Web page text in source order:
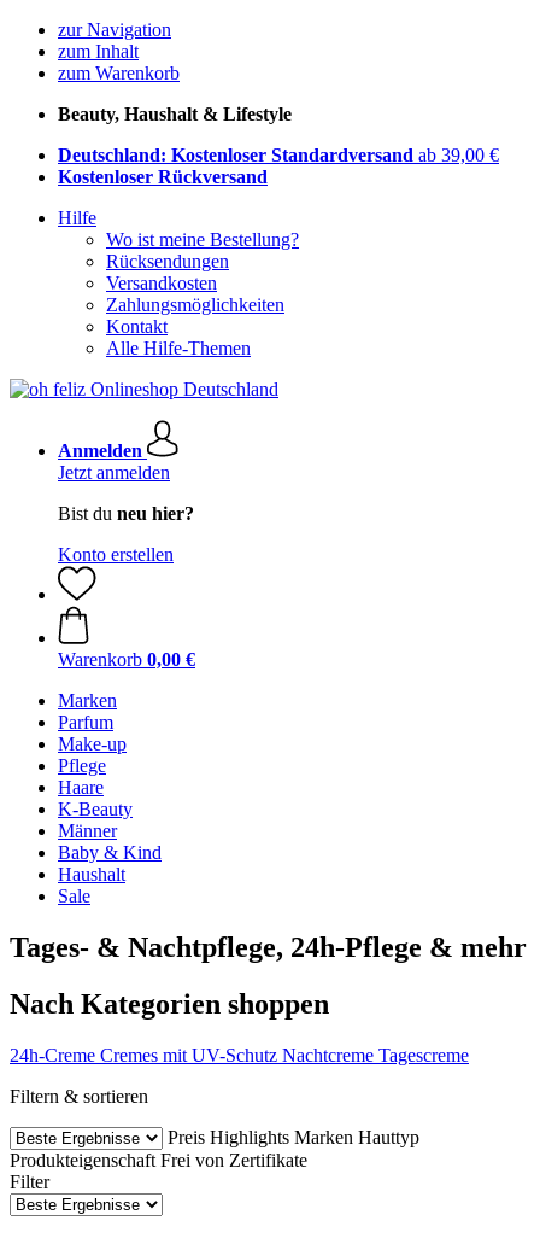
zur Navigation
zum Inhalt
zum Warenkorb
Beauty, Haushalt & Lifestyle
Deutschland: Kostenloser Standardversand ab 39,00 €
Kostenloser Rückversand
Hilfe
Wo ist meine Bestellung?
Rücksendungen
Versandkosten
Zahlungsmöglichkeiten
Kontakt
Alle Hilfe-Themen
Anmelden
Jetzt anmelden
Bist du neu hier?
Konto erstellen
Warenkorb 0,00 €
Marken
Parfum
Make-up
Pflege
Haare
K-Beauty
Männer
Baby & Kind
Haushalt
Sale
Tages- & Nachtpflege, 24h-Pflege & mehr
Nach Kategorien shoppen
24h-Creme Cremes mit UV-Schutz Nachtcreme Tagescreme
Filtern & sortieren
Preis Highlights Marken Hauttyp
Produkteigenschaft Frei von Zertifikate
Filter